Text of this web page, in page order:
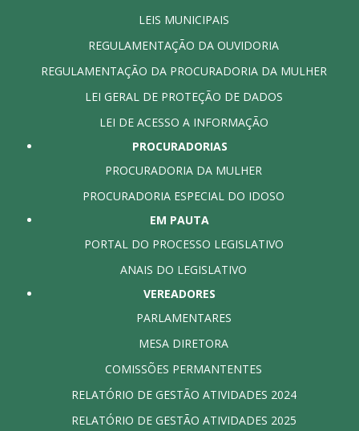
LEIS MUNICIPAIS
REGULAMENTAÇÃO DA OUVIDORIA
REGULAMENTAÇÃO DA PROCURADORIA DA MULHER
LEI GERAL DE PROTEÇÃO DE DADOS
LEI DE ACESSO A INFORMAÇÃO
PROCURADORIAS
PROCURADORIA DA MULHER
PROCURADORIA ESPECIAL DO IDOSO
EM PAUTA
PORTAL DO PROCESSO LEGISLATIVO
ANAIS DO LEGISLATIVO
VEREADORES
PARLAMENTARES
MESA DIRETORA
COMISSÕES PERMANTENTES
RELATÓRIO DE GESTÃO ATIVIDADES 2024
RELATÓRIO DE GESTÃO ATIVIDADES 2025